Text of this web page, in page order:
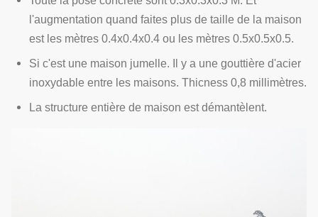
l'augmentation quand faites plus de taille de la maison
est les mètres 0.4x0.4x0.4 ou les mètres 0.5x0.5x0.5.
Si c'est une maison jumelle. Il y a une gouttière d'acier
inoxydable entre les maisons. Thicness 0,8 millimètres.
La structure entière de maison est démantèlent.